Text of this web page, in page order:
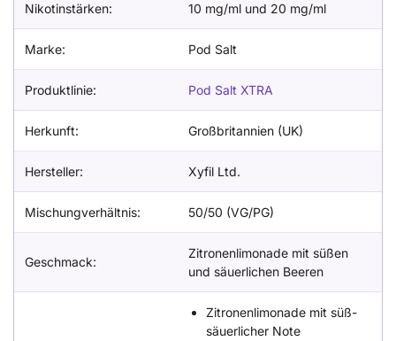
Nikotinstärken: 10 mg/ml und 20 mg/ml
Marke: Pod Salt
Produktlinie: Pod Salt XTRA
Herkunft: Großbritannien (UK)
Hersteller: Xyfil Ltd.
Mischungverhältnis: 50/50 (VG/PG)
Geschmack:
Zitronenlimonade mit süßen
und säuerlichen Beeren
Zitronenlimonade mit süß-
säuerlicher Note